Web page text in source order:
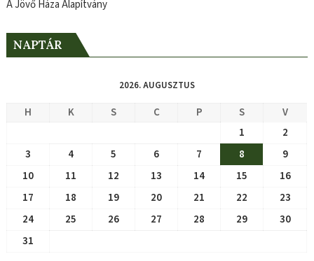
A Jövő Háza Alapítvány
NAPTÁR
2026. AUGUSZTUS
H K S C P S
V
1
2
3
4 5 6 7 8
9
10
11 12 13 14 15
16
17
18 19 20 21 22
23
24
25 26 27 28 29
30
31